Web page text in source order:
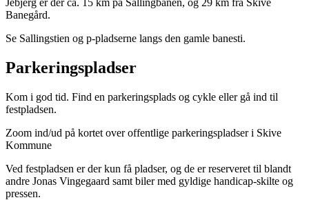
Jebjerg er der ca. 15 km på Sallingbanen, og 29 km fra Skive
Banegård.
Se Sallingstien og p-pladserne langs den gamle banesti.
Parkeringspladser
Kom i god tid. Find en parkeringsplads og cykle eller gå ind til
festpladsen.
Zoom ind/ud på kortet over offentlige parkeringspladser i Skive
Kommune
Ved festpladsen er der kun få pladser, og de er reserveret til blandt
andre Jonas Vingegaard samt biler med gyldige handicap-skilte og
pressen.